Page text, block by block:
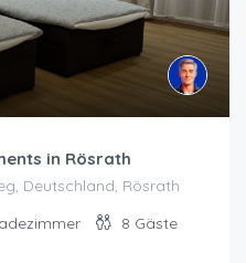
in Rösrath
Deutschland, Rösrath
8 Gäste